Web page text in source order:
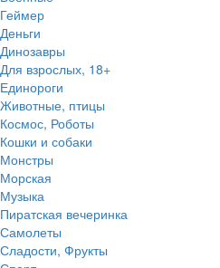
Геймер
Деньги
Динозавры
Для взрослых, 18+
Единороги
Животные, птицы
Космос, Роботы
Кошки и собаки
Монстры
Морская
Музыка
Пиратская вечеринка
Самолеты
Сладости, Фрукты